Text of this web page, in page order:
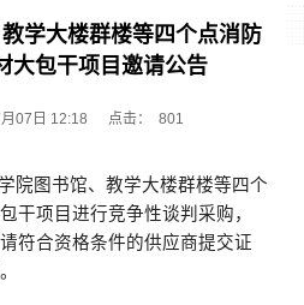
学大楼群楼等四个点消防
大包干项目邀请公告
07日 12:18 点击： 801
院图书馆、教学大楼群楼等四个
干项目 进行竞争性谈判采购，
符合资格条件的供应商提交证